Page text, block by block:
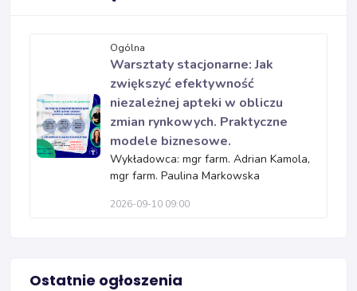
Ogólna
Warsztaty stacjonarne: Jak
zwiększyć efektywność
niezależnej apteki w obliczu
zmian rynkowych. Praktyczne
modele biznesowe.
Wykładowca: mgr farm. Adrian Kamola,
mgr farm. Paulina Markowska
2026-09-10 09:00
Ostatnie ogłoszenia